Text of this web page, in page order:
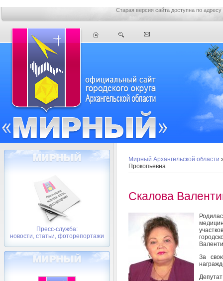
Старая версия сайта доступна по адресу
Пресс-служба:
новости, статьи, фоторепортажи
Мирный Архангельской области
Прокопьевна
Скалова
За